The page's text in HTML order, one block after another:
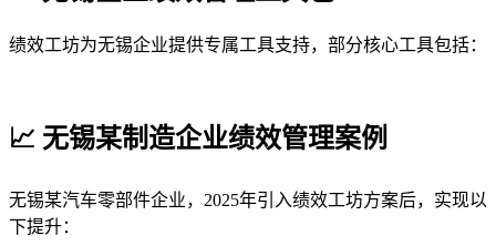
绩效工坊为无锡企业提供专属工具支持，部分核心工具包括：
📈 无锡某制造企业绩效管理案例
无锡某汽车零部件企业，2025年引入绩效工坊方案后，实现以
下提升：